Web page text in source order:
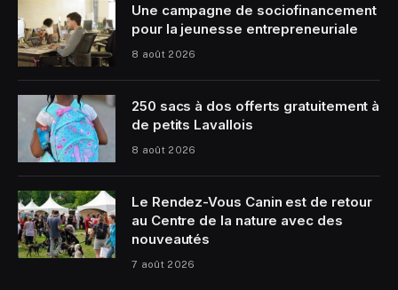
Une campagne de sociofinancement
pour la jeunesse entrepreneuriale
8 août 2026
250 sacs à dos offerts gratuitement à
de petits Lavallois
8 août 2026
Le Rendez-Vous Canin est de retour
au Centre de la nature avec des
nouveautés
7 août 2026